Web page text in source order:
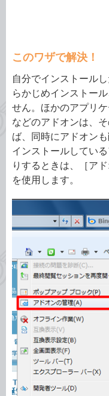
このワザで解決！
自分でインストール
らかじめインストー
せん。ほかのアプリ
などのアドオンは、
ば、同時にアドオン
インストールしてい
りするときは、［ア
を使用します。